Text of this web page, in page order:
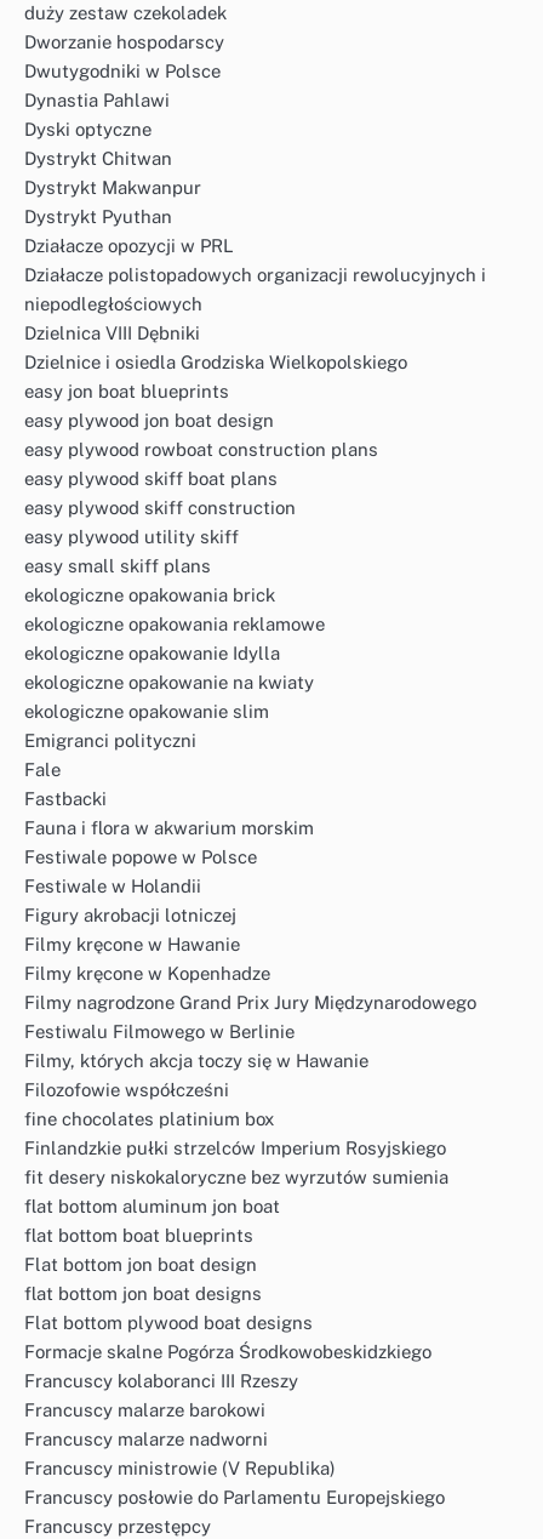
duży zestaw czekoladek
Dworzanie hospodarscy
Dwutygodniki w Polsce
Dynastia Pahlawi
Dyski optyczne
Dystrykt Chitwan
Dystrykt Makwanpur
Dystrykt Pyuthan
Działacze opozycji w PRL
Działacze polistopadowych organizacji rewolucyjnych i
niepodległościowych
Dzielnica VIII Dębniki
Dzielnice i osiedla Grodziska Wielkopolskiego
easy jon boat blueprints
easy plywood jon boat design
easy plywood rowboat construction plans
easy plywood skiff boat plans
easy plywood skiff construction
easy plywood utility skiff
easy small skiff plans
ekologiczne opakowania brick
ekologiczne opakowania reklamowe
ekologiczne opakowanie Idylla
ekologiczne opakowanie na kwiaty
ekologiczne opakowanie slim
Emigranci polityczni
Fale
Fastbacki
Fauna i flora w akwarium morskim
Festiwale popowe w Polsce
Festiwale w Holandii
Figury akrobacji lotniczej
Filmy kręcone w Hawanie
Filmy kręcone w Kopenhadze
Filmy nagrodzone Grand Prix Jury Międzynarodowego
Festiwalu Filmowego w Berlinie
Filmy, których akcja toczy się w Hawanie
Filozofowie współcześni
fine chocolates platinium box
Finlandzkie pułki strzelców Imperium Rosyjskiego
fit desery niskokaloryczne bez wyrzutów sumienia
flat bottom aluminum jon boat
flat bottom boat blueprints
Flat bottom jon boat design
flat bottom jon boat designs
Flat bottom plywood boat designs
Formacje skalne Pogórza Środkowobeskidzkiego
Francuscy kolaboranci III Rzeszy
Francuscy malarze barokowi
Francuscy malarze nadworni
Francuscy ministrowie (V Republika)
Francuscy posłowie do Parlamentu Europejskiego
Francuscy przestępcy